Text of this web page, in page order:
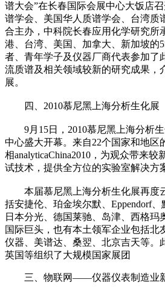
谱大会”在长春国际会展中心大饭店
谱学会、美国华人质谱学会、台湾质
合主办，中科院长春应用化学研究所
港、台湾、美国、加拿大、新加坡的
者、青年学子及仪器厂商代表参加了
流质谱及相关领域较新的研究成果，
展。
四、2010慕尼黑上海分析生化展
9月15日，2010慕尼黑上海分析生
中心盛大开幕。来自22个国家和地区
相analyticaChina2010，为观众带来较
试技术，提供全方位的实验室解决方
本届慕尼黑上海分析生化展再度
括安捷伦、珀金埃尔默、Eppendorf、
日本分光、德国莱驰、岛津、西格玛
国际巨头，也有本土领军企业包括北
仪器、美谱达、桑翌、北京吉天等。
英国等组织了大规模国家展团
三、物联网——仪器仪表制造业